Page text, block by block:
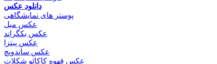
دانلود عکس
پوستر های نمایشگاهی
عکس مبل
عکس بکگراند
عکس پیتزا
عکس ساندویچ
عکس قهوه کاکائو شکلات